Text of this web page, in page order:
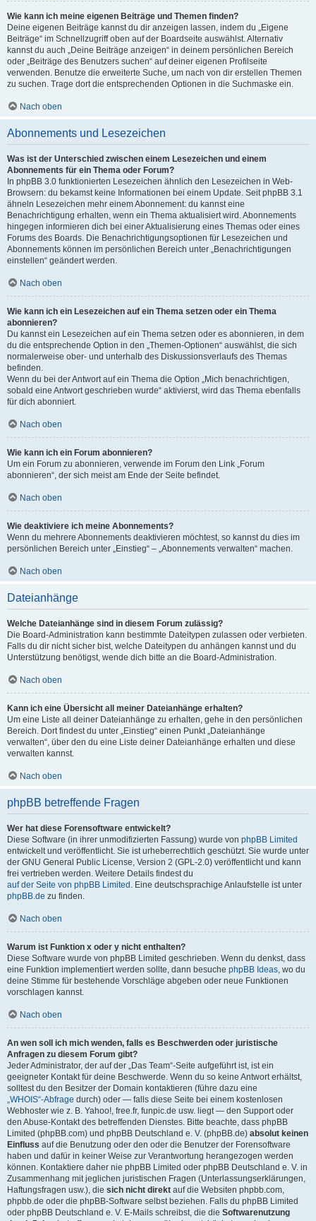
Wie kann ich meine eigenen Beiträge und Themen finden?
Deine eigenen Beiträge kannst du dir anzeigen lassen, indem du „Eigene
Beiträge“ im Schnellzugriff oben auf der Boardseite auswählst. Alternativ
kannst du auch „Deine Beiträge anzeigen“ in deinem persönlichen Bereich
oder „Beiträge des Benutzers suchen“ auf deiner eigenen Profilseite
verwenden. Benutze die erweiterte Suche, um nach von dir erstellen Themen
zu suchen. Trage dort die entsprechenden Optionen in die Suchmaske ein.
Nach oben
Abonnements und Lesezeichen
Was ist der Unterschied zwischen einem Lesezeichen und einem
Abonnements für ein Thema oder Forum?
In phpBB 3.0 funktionierten Lesezeichen ähnlich den Lesezeichen in Web-
Browsern: du bekamst keine Informationen bei einem Update. Seit phpBB 3.1
ähneln Lesezeichen mehr einem Abonnement: du kannst eine
Benachrichtigung erhalten, wenn ein Thema aktualisiert wird. Abonnements
hingegen informieren dich bei einer Aktualisierung eines Themas oder eines
Forums des Boards. Die Benachrichtigungsoptionen für Lesezeichen und
Abonnements können im persönlichen Bereich unter „Benachrichtigungen
einstellen“ geändert werden.
Nach oben
Wie kann ich ein Lesezeichen auf ein Thema setzen oder ein Thema
abonnieren?
Du kannst ein Lesezeichen auf ein Thema setzen oder es abonnieren, in dem
du die entsprechende Option in den „Themen-Optionen“ auswählst, die sich
normalerweise ober- und unterhalb des Diskussionsverlaufs des Themas
befinden.
Wenn du bei der Antwort auf ein Thema die Option „Mich benachrichtigen,
sobald eine Antwort geschrieben wurde“ aktivierst, wird das Thema ebenfalls
für dich abonniert.
Nach oben
Wie kann ich ein Forum abonnieren?
Um ein Forum zu abonnieren, verwende im Forum den Link „Forum
abonnieren“, der sich meist am Ende der Seite befindet.
Nach oben
Wie deaktiviere ich meine Abonnements?
Wenn du mehrere Abonnements deaktivieren möchtest, so kannst du dies im
persönlichen Bereich unter „Einstieg“ – „Abonnements verwalten“ machen.
Nach oben
Dateianhänge
Welche Dateianhänge sind in diesem Forum zulässig?
Die Board-Administration kann bestimmte Dateitypen zulassen oder verbieten.
Falls du dir nicht sicher bist, welche Dateitypen du anhängen kannst und du
Unterstützung benötigst, wende dich bitte an die Board-Administration.
Nach oben
Kann ich eine Übersicht all meiner Dateianhänge erhalten?
Um eine Liste all deiner Dateianhänge zu erhalten, gehe in den persönlichen
Bereich. Dort findest du unter „Einstieg“ einen Punkt „Dateianhänge
verwalten“, über den du eine Liste deiner Dateianhänge erhalten und diese
verwalten kannst.
Nach oben
phpBB betreffende Fragen
Wer hat diese Forensoftware entwickelt?
Diese Software (in ihrer unmodifizierten Fassung) wurde von phpBB Limited
entwickelt und veröffentlicht. Sie ist urheberrechtlich geschützt. Sie wurde unter
der GNU General Public License, Version 2 (GPL-2.0) veröffentlicht und kann
frei vertrieben werden. Weitere Details findest du
auf der Seite von phpBB Limited . Eine deutschsprachige Anlaufstelle ist unter
phpBB.de zu finden.
Nach oben
Warum ist Funktion x oder y nicht enthalten?
Diese Software wurde von phpBB Limited geschrieben. Wenn du denkst, dass
eine Funktion implementiert werden sollte, dann besuche phpBB Ideas, wo du
deine Stimme für bestehende Vorschläge abgeben oder neue Funktionen
vorschlagen kannst.
Nach oben
An wen soll ich mich wenden, falls es Beschwerden oder juristische
Anfragen zu diesem Forum gibt?
Jeder Administrator, der auf der „Das Team“-Seite aufgeführt ist, ist ein
geeigneter Kontakt für deine Beschwerde. Wenn du so keine Antwort erhältst,
solltest du den Besitzer der Domain kontaktieren (führe dazu eine
„WHOIS“-Abfrage durch) oder — falls diese Seite bei einem kostenlosen
Webhoster wie z. B. Yahoo!, free.fr, funpic.de usw. liegt — den Support oder
den Abuse-Kontakt des betreffenden Dienstes. Bitte beachte, dass phpBB
Limited (phpBB.com) und phpBB Deutschland e. V. (phpBB.de) absolut keinen
Einfluss auf die Benutzung oder den oder die Benutzer der Forensoftware
haben und dafür in keiner Weise zur Verantwortung herangezogen werden
können. Kontaktiere daher nie phpBB Limited oder phpBB Deutschland e. V. in
Zusammenhang mit jeglichen juristischen Fragen (Unterlassungserklärungen,
Haftungsfragen usw.), die sich nicht direkt auf die Websiten phpbb.com,
phpbb.de oder die phpBB-Software selbst beziehen. Falls du phpBB Limited
oder phpBB Deutschland e. V. E-Mails schreibst, die die Softwarenutzung